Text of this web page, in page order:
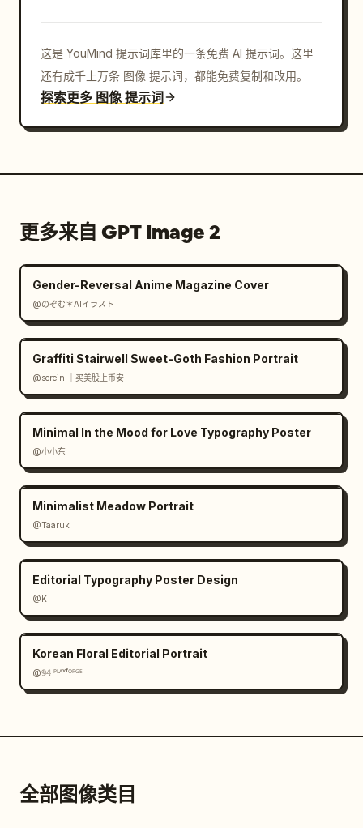
这是 YouMind 提示词库里的一条免费 AI 提示词。这里
还有成千上万条 图像 提示词，都能免费复制和改用。
探索更多 图像 提示词
更多来自 GPT Image 2
Gender-Reversal Anime Magazine Cover
@のぞむ＊AIイラスト
Graffiti Stairwell Sweet-Goth Fashion Portrait
@serein ｜买美股上币安
Minimal In the Mood for Love Typography Poster
@小小东
Minimalist Meadow Portrait
@Taaruk
Editorial Typography Poster Design
@K
Korean Floral Editorial Portrait
@𝟡𝟜 ᴾᴸᴬʸᶠᴼᴿᴳᴱ
全部图像类目